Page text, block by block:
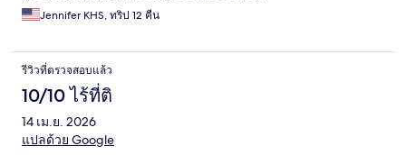
Jennifer KHS, ทริป 12 คืน
รีวิวที่ตรวจสอบแล้ว
10/10 ไร้ที่ติ
14 เม.ย. 2026
แปลด้วย Google